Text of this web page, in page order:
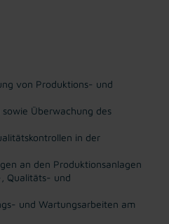
von Produktions- und
Überwachung des
in der
an den Produktionsanlagen
Qualitäts- und
und Wartungsarbeiten am